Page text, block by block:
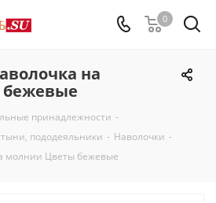
0
на
принадлежности -
пододеяльники - Наволочки -
молнии Цветы бежевые